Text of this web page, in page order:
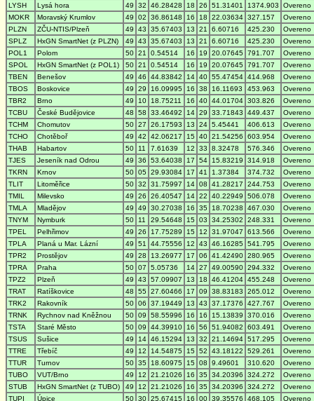
LYSH
Lysá hora 49 32 46.28428 18 26 51.31401 1374.903
Overeno
MOKR
Moravský Krumlov 49 02 36.86148 16 18 22.03634 327.157
Overeno
PLZN
ZČU-NTIS/Plzeň 49 43 35.67403 13 21 6.60716 425.230
Overeno
SPLZ
HxGN SmartNet (z PLZN) 49 43 35.67403 13 21 6.60716 425.230
Overeno
POL1
Polom 50 21 0.54514 16 19 20.07645 791.707
Overeno
SPOL
HxGN SmartNet (z POL1) 50 21 0.54514 16 19 20.07645 791.707
Overeno
TBEN
Benešov 49 46 44.83842 14 40 55.47454 414.968
Overeno
TBOS
Boskovice 49 29 16.09995 16 38 16.11693 453.963
Overeno
TBR2
Brno 49 10 18.75211 16 40 44.01704 303.826
Overeno
TCBU
České Budějovice 48 58 33.46492 14 29 33.71843 449.437
Overeno
TCHM
Chomutov 50 27 26.17593 13 24 5.45441 406.613
Overeno
TCHO
Chotěboř 49 42 42.06217 15 40 21.54256 603.954
Overeno
THAB
Habartov 50 11 7.61639 12 33 8.32478 576.346
Overeno
TJES
Jeseník nad Odrou 49 36 53.64038 17 54 15.83219 314.918
Overeno
TKRN
Krnov 50 05 29.93084 17 41 1.37384 374.732
Overeno
TLIT
Litoměřice 50 32 31.75997 14 08 41.28217 244.753
Overeno
TMIL
Milevsko 49 26 26.40547 14 22 40.22949 506.078
Overeno
TMLA
Mladějov 49 49 30.27038 16 35 18.70238 467.030
Overeno
TNYM
Nymburk 50 11 29.54648 15 03 34.25302 248.331
Overeno
TPEL
Pelhřimov 49 26 17.75289 15 12 31.97047 613.566
Overeno
TPLA
Planá u Mar. Lázní 49 51 44.75556 12 43 46.16285 541.795
Overeno
TPR2
Prostějov 49 28 13.26977 17 06 41.42490 280.965
Overeno
TPRA
Praha 50 07 5.05736 14 27 49.00590 294.332
Overeno
TPZ2
Plzeň 49 43 57.09907 13 18 46.41204 455.248
Overeno
TRAT
Ratíškovice 48 55 27.60466 17 09 38.83183 265.012
Overeno
TRK2
Rakovník 50 06 37.19449 13 43 37.17376 427.767
Overeno
TRNK
Rychnov nad Kněžnou 50 09 58.55996 16 16 15.13839 370.016
Overeno
TSTA
Staré Město 50 09 44.39910 16 56 51.94082 603.491
Overeno
TSUS
Sušice 49 14 46.15294 13 32 21.14694 517.295
Overeno
TTRE
Třebíč 49 12 14.54875 15 52 43.18122 529.261
Overeno
TTUR
Turnov 50 35 18.60975 15 08 9.49601 310.620
Overeno
TUBO
VUT/Brno 49 12 21.21026 16 35 34.20396 324.272
Overeno
STUB
HxGN SmartNet (z TUBO) 49 12 21.21026 16 35 34.20396 324.272
Overeno
TUPI
Úpice 50 30 25.67415 16 00 39.35576 468.105 Overeno